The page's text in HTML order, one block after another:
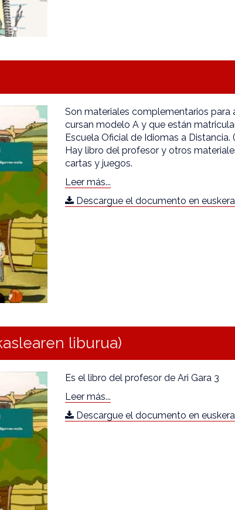
Son materiales complementarios para
cursan modelo A y que están
Escuela Oficial de Idiomas a Distancia.
Hay libro del profesor y otros
cartas y juegos.
Leer más...
Descargue el documento en euskera
liburua)
Es el libro del profesor de Ari Gara 3
Leer más...
Descargue el documento en euskera